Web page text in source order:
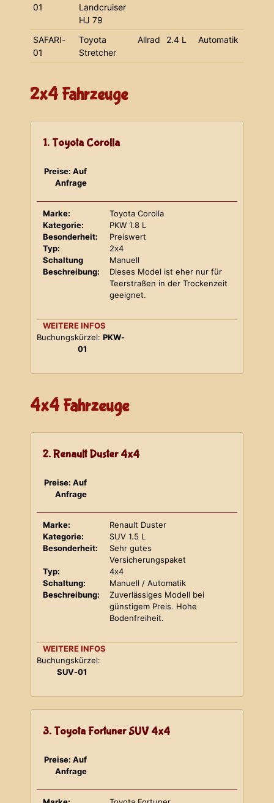
01
Landcruiser
HJ 79
SAFARI-
01
Toyota
Stretcher
Allrad 2.4 L Automatik
2x4 Fahrzeuge
1. Toyota Corolla
Preise: Auf
Anfrage
Marke:
Toyota Corolla
Kategorie:
PKW 1.8 L
Besonderheit:
Preiswert
Typ:
2x4
Schaltung
Manuell
Beschreibung:
Dieses Model ist eher nur für
Teerstraßen in der Trockenzeit
geeignet.
WEITERE INFOS
Buchungskürzel: PKW-
01
4x4 Fahrzeuge
2. Renault Duster 4x4
Preise: Auf
Anfrage
Marke:
Renault Duster
Kategorie:
SUV 1.5 L
Besonderheit:
Sehr gutes
Versicherungspaket
Typ:
4x4
Schaltung:
Manuell / Automatik
Beschreibung:
Zuverlässiges Modell bei
günstigem Preis. Hohe
Bodenfreiheit.
WEITERE INFOS
Buchungskürzel:
SUV-01
3. Toyota Fortuner SUV 4x4
Preise: Auf
Anfrage